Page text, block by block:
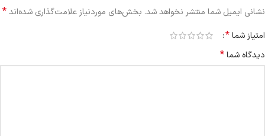
نشانی ایمیل شما منتشر نخواهد شد. بخش‌های موردنیاز علامت‌گذاری شده‌اند*
امتیاز شما*
دیدگاه شما*